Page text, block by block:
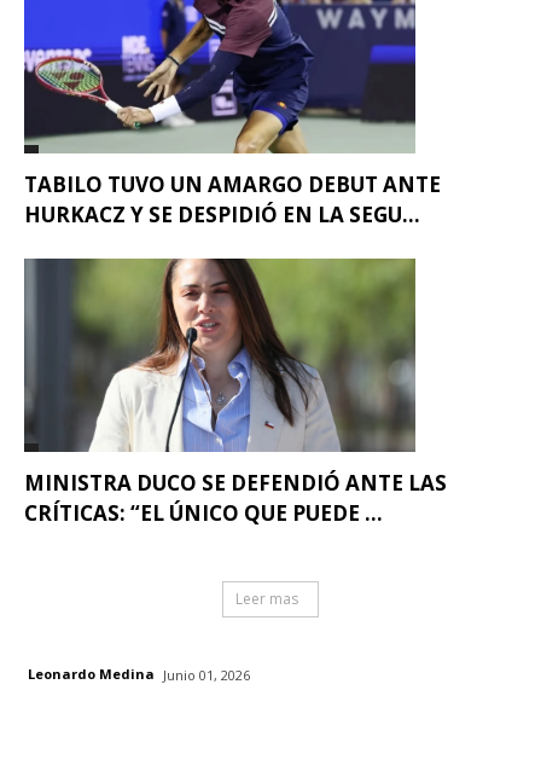
TABILO TUVO UN AMARGO DEBUT ANTE
HURKACZ Y SE DESPIDIÓ EN LA SEGU...
MINISTRA DUCO SE DEFENDIÓ ANTE LAS
CRÍTICAS: “EL ÚNICO QUE PUEDE ...
Leer mas
Leonardo Medina Junio 01, 2026